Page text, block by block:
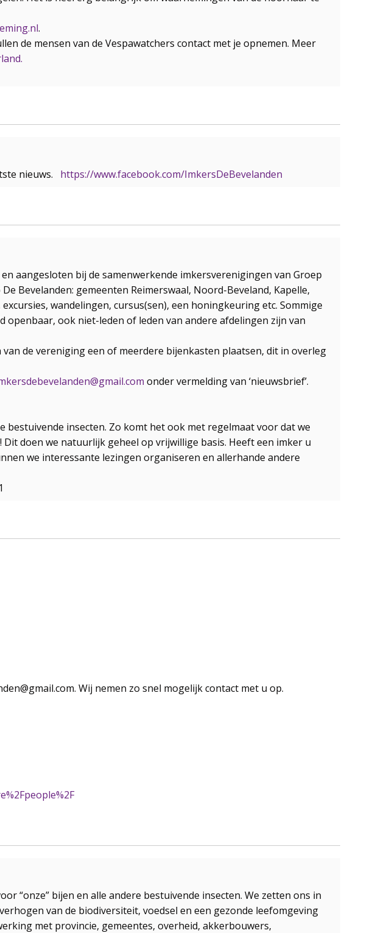
.
de mensen van de Vespawatchers contact met je opnemen. Meer
nieuws. https://www.facebook.com/ImkersDeBevelanden
“onze” bijen en alle andere bestuivende insecten. We zetten ons in
van de biodiversiteit, voedsel en een gezonde leefomgeving
met provincie, gemeentes, overheid, akkerbouwers,
aangesloten bij de samenwerkende imkersverenigingen van Groep
Bevelanden: gemeenten Reimerswaal, Noord-Beveland, Kapelle,
wandelingen, cursus(sen), een honingkeuring etc. Sommige
ook niet-leden of leden van andere afdelingen zijn van
de vereniging een of meerdere bijenkasten plaatsen, dit in overleg
onder vermelding van ‘nieuwsbrief’.
insecten. Zo komt het ook met regelmaat voor dat we
doen we natuurlijk geheel op vrijwillige basis. Heeft een imker u
we interessante lezingen organiseren en allerhande andere
Wij nemen zo snel mogelijk contact met u op.